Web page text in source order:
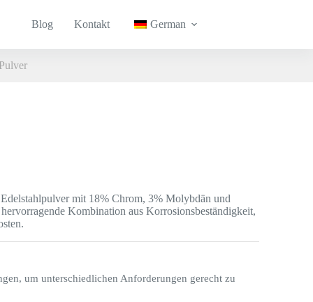
Blog Kontakt German
mit 18% Chrom, 3% Molybdän und
Kombination aus Korrosionsbeständigkeit,
um unterschiedlichen Anforderungen gerecht zu